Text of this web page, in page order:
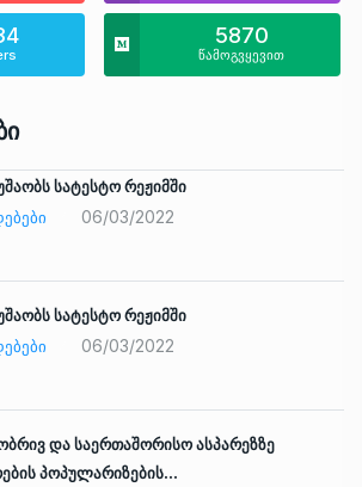
5870
წამოგვყევით
სატესტო რეჟიმში
06/03/2022
სატესტო რეჟიმში
06/03/2022
და საერთაშორისო ასპარეზზე
პოპულარიზების…